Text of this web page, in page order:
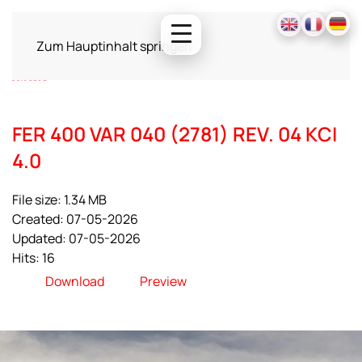
Zum Hauptinhalt springen
FER 400 VAR 040 (2781) REV. 04 KCI
4.0
File size: 1.34 MB
Created: 07-05-2026
Updated: 07-05-2026
Hits: 16
Download
Preview